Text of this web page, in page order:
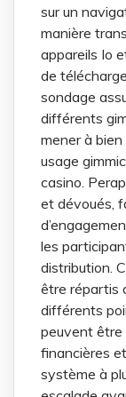
sur un
manière
appareils Io
de
sondage
différents
mener à
usage
casino.
et dévoués,
les
distribution.
être répartis
différents
peuvent être
financières
système à